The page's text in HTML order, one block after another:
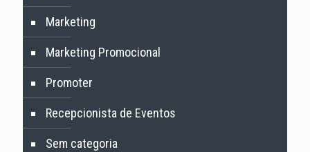
Marketing
Marketing Promocional
Promoter
Recepcionista de Eventos
Sem categoria